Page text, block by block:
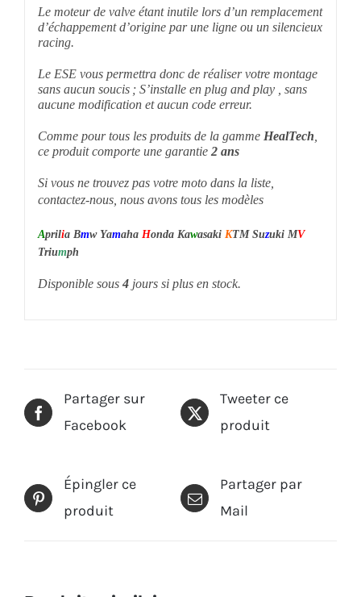
Le moteur de valve étant inutile lors d’un remplacement
d’échappement d’origine par une ligne ou un silencieux
racing.
Le ESE vous permettra donc de réaliser votre montage
sans aucun soucis ; S’installe en plug and play , sans
aucune modification et aucun code erreur.
Comme pour tous les produits de la gamme HealTech
ce produit comporte une garantie 2 ans
Si vous ne trouvez pas votre moto dans la liste,
contactez-nous, nous avons tous les modèles
Aprilia Bmw Yamaha Honda Kawasaki KTM Suzuki MV
Triumph
Disponible sous4 jours si plus en stock.
Partager sur
Facebook
Tweeter ce
produit
Épingler ce
produit
Partager par
Mail